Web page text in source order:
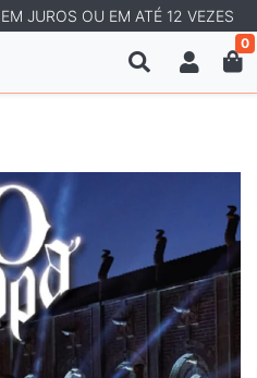
JUROS OU EM ATÉ 12 VEZES
0